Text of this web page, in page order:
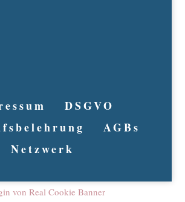
DSGVO
AGBs
Netzwerk
von Real Cookie Banner